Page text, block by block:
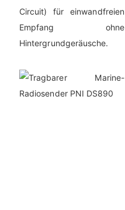
Circuit) für einwandfreien
Empfang ohne
Hintergrundgeräusche.